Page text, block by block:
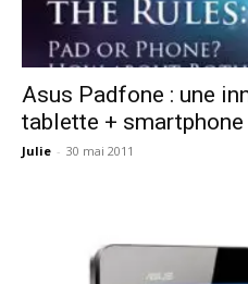
Asus Padfone : une
tablette + smartphone
Julie - 30 mai 2011